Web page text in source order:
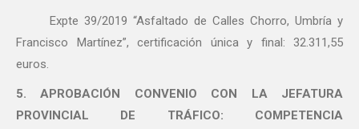
Expte 39/2019 “Asfaltado de Calles Chorro, Umbría y
Francisco Martínez”, certificación única y final: 32.311,55
euros.
5. APROBACIÓN CONVENIO CON LA JEFATURA
PROVINCIAL DE TRÁFICO: COMPETENCIA